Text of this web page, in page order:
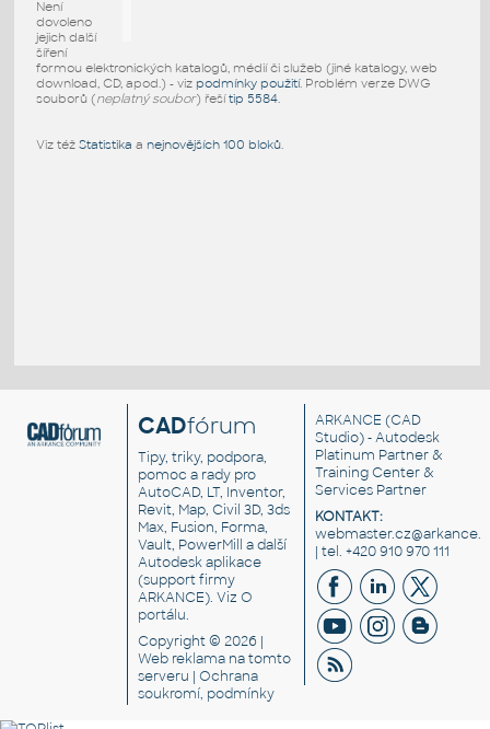
Není
dovoleno
jejich další
šíření
formou elektronických katalogů, médií či služeb (jiné katalogy, web
download, CD, apod.) - viz podmínky použití. Problém verze DWG
souborů (neplatný soubor) řešítip 5584.
Viz též Statistika a nejnovějších 100 bloků.
CADfórum
Tipy, triky, podpora,
pomoc a rady pro
AutoCAD, LT, Inventor,
Revit, Map, Civil 3D, 3ds
Max, Fusion, Forma,
Vault, PowerMill a další
Autodesk aplikace
(support firmy
ARKANCE). VizO
portálu.
Copyright © 2026 |
Web reklama na tomto
serveru |Ochrana
soukromí, podmínky
ARKANCE (CAD
Studio) - Autodesk
Platinum Partner &
Training Center &
Services Partner
KONTAKT:
| tel. +420 910 970 111